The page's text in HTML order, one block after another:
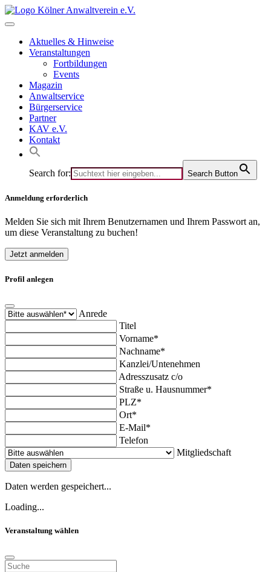
Skip
to
Aktuelles & Hinweise
Veranstaltungen
Fortbildungen
Events
Magazin
Anwaltservice
Bürgerservice
Partner
KAV e.V.
Kontakt
Search for: Search Button
Anmeldung erforderlich
Melden Sie sich mit Ihrem Benutzernamen und Ihrem Passwort an,
um diese Veranstaltung zu buchen!
Jetzt anmelden
Profil anlegen
Anrede
Titel
Vorname*
Nachname*
Kanzlei/Untenehmen
Adresszusatz c/o
Straße u. Hausnummer*
PLZ*
Ort*
E-Mail*
Telefon
Mitgliedschaft
Daten speichern
Daten werden gespeichert...
Loading...
Veranstaltung wählen